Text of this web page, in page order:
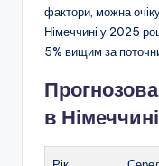
фактори, можна
Німеччині у 2025
5% вищим за
в